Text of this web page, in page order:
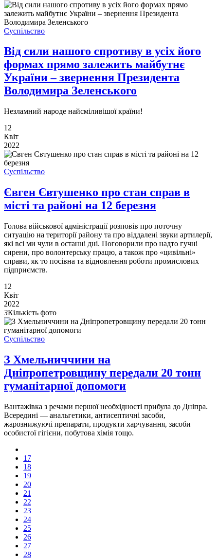
Суспільство
Від сили нашого спротиву в усіх його
формах прямо залежить майбутнє
України – звернення Президента
Володимира Зеленського
Незламний народе найсміливішої країни!
12
Квіт
2022
Суспільство
Євген Євтушенко про стан справ в
місті та районі на 12 березня
Голова військової адміністрації розповів про поточну
ситуацію на території району та про віддалені звуки артилерії,
які всі ми чули в останні дні. Поговорили про надто гучні
сирени, про волонтерську працю, а також про «цивільні»
справи, як то посівна та відновлення роботи промислових
підприємств.
12
Квіт
2022
3Кількість фото
Суспільство
З Хмельниччини на
Дніпропетровщину передали 20 тонн
гуманітарної допомоги
Вантажівка з речами першої необхідності прибула до Дніпра.
Всередині — анальгетики, антисептичні засоби,
жарознижуючі препарати, продукти харчування, засоби
особистої гігієни, побутова хімія тощо.
17
18
19
20
21
22
23
24
25
26
27
28